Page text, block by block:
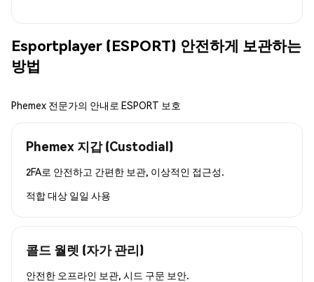
Esportplayer (ESPORT) 안전하게 보관하는
방법
Phemex 전문가의 안내로 ESPORT 보호
Phemex 지갑 (Custodial)
2FA로 안전하고 간편한 보관, 이상적인 접근성.
적합 대상 일일 사용
콜드 월렛 (자가 관리)
안전한 오프라인 보관, 시드 구문 보안.